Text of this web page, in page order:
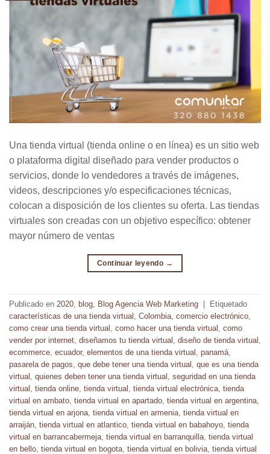
Una tienda virtual (tienda online o en línea) es un sitio web
o plataforma digital diseñado para vender productos o
servicios, donde lo vendedores a través de imágenes,
videos, descripciones y/o especificaciones técnicas,
colocan a disposición de los clientes su oferta. Las tiendas
virtuales son creadas con un objetivo específico: obtener
mayor número de ventas
Continuar leyendo →
Publicado en 2020, blog, Blog Agencia Web Marketing
Etiquetado
características de una tienda virtual , Colombia, comercio electrónico,
como crear una tienda virtual , como hacer una tienda virtual , como
vender por internet, diseñamos tu tienda virtual , diseño de tienda virtual ,
ecommerce, ecuador, elementos de una tienda virtual , panamá,
pasarela de pagos, que debe tener una tienda virtual , que es una tienda
virtual , quienes deben tener una tienda virtual , seguridad en una tienda
virtual , tienda online, tienda virtual , tienda virtual electrónica, tienda
virtual en ambato, tienda virtual en apartado, tienda virtual en argentina,
tienda virtual en arjona, tienda virtual en armenia, tienda virtual en
arraiján, tienda virtual en atlantico, tienda virtual en babahoyo, tienda
virtual en barrancabermeja, tienda virtual en barranquilla, tienda virtual
en bello, tienda virtual en bogota, tienda virtual en bolivia, tienda virtual